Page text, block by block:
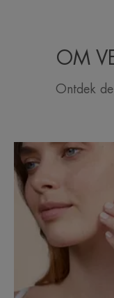
OM
Ontdek
Ontdekken
Vette
huid
met
onzuiverheden